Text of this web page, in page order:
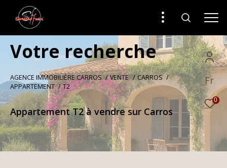
Fr
0
Votrerecherche
AGENCE IMMOBILIÈRE CARROS VENTE
CARROS
APPARTEMENT
T2
Appartement T2 à vendre sur Carros